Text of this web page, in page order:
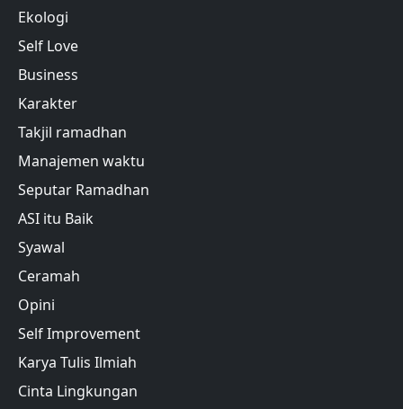
Ekologi
Self Love
Business
Karakter
Takjil ramadhan
Manajemen waktu
Seputar Ramadhan
ASI itu Baik
Syawal
Ceramah
Opini
Self Improvement
Karya Tulis Ilmiah
Cinta Lingkungan